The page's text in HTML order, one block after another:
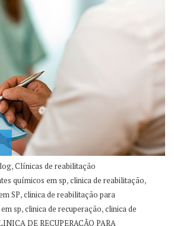
,Clínicas de reabilitação
químicos em sp,clinica de reabilitação,
SP,clinica de reabilitação para
sp,clinica de recuperação,clinica de
DE RECUPERAÇÃO PARA